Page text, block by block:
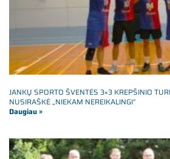
JANKŲ SPORTO ŠVENTĖS 3×3 KREPŠINIO
NUSIRAŠKĖ „NIEKAM NEREIKALINGI“
Daugiau »